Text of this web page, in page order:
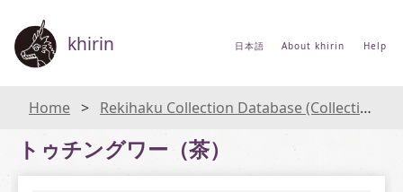
khirin 日本語 About khirin Help
Home Rekihaku Collection Database (Collections Database of the National Museum of Japanese History)
トゥチングワー（茶）